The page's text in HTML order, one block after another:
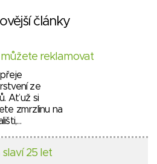
články
reklamovat
ze
Ať už si
zmrzlinu na
25 let